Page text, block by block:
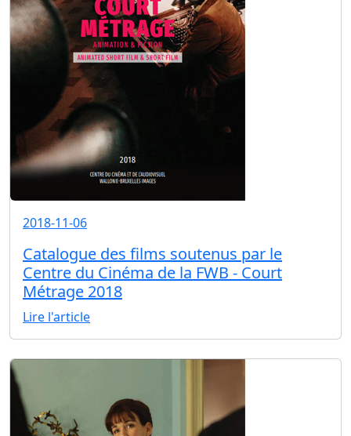
2018-11-06
Catalogue des films soutenus par le
Centre du Cinéma de la FWB - Court
Métrage 2018
Lire l'article